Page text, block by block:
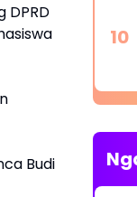
DPRD
Budi